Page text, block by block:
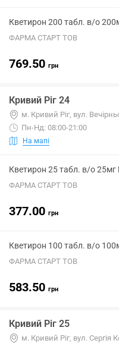
Кветирон 200 табл. в/о
ФАРМА СТАРТ ТОВ
769.50 грн
Кривий Ріг 24
м. Кривий Ріг, вул.
Пн-Нд: 08:00-21:00
На мапі
Кветирон 25 табл. в/о
ФАРМА СТАРТ ТОВ
377.00 грн
Кветирон 100 табл. в/о
ФАРМА СТАРТ ТОВ
583.50 грн
Кривий Ріг 25
м. Кривий Ріг, вул. Сергія